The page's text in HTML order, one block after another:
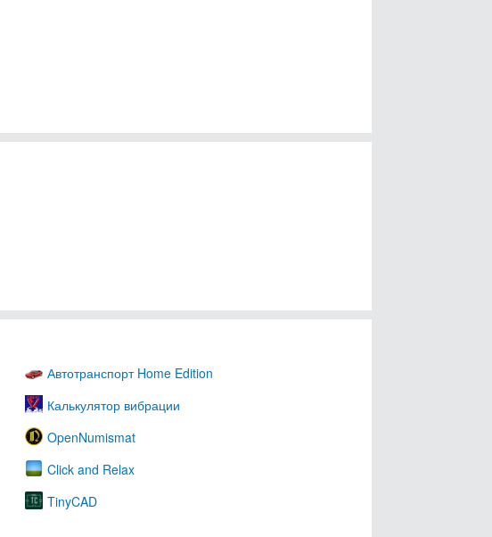
Автотранспорт Home Edition
Калькулятор вибрации
OpenNumismat
Click and Relax
TinyCAD